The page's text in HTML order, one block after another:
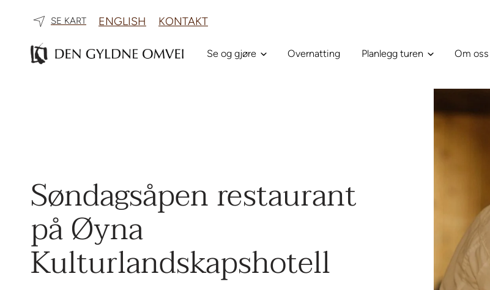
SE KART ENGLISH KONTAKT
Se og gjøre Overnatting Planlegg turen Om oss
Søndagsåpen restaurant
på Øyna
Kulturlandskapshotell